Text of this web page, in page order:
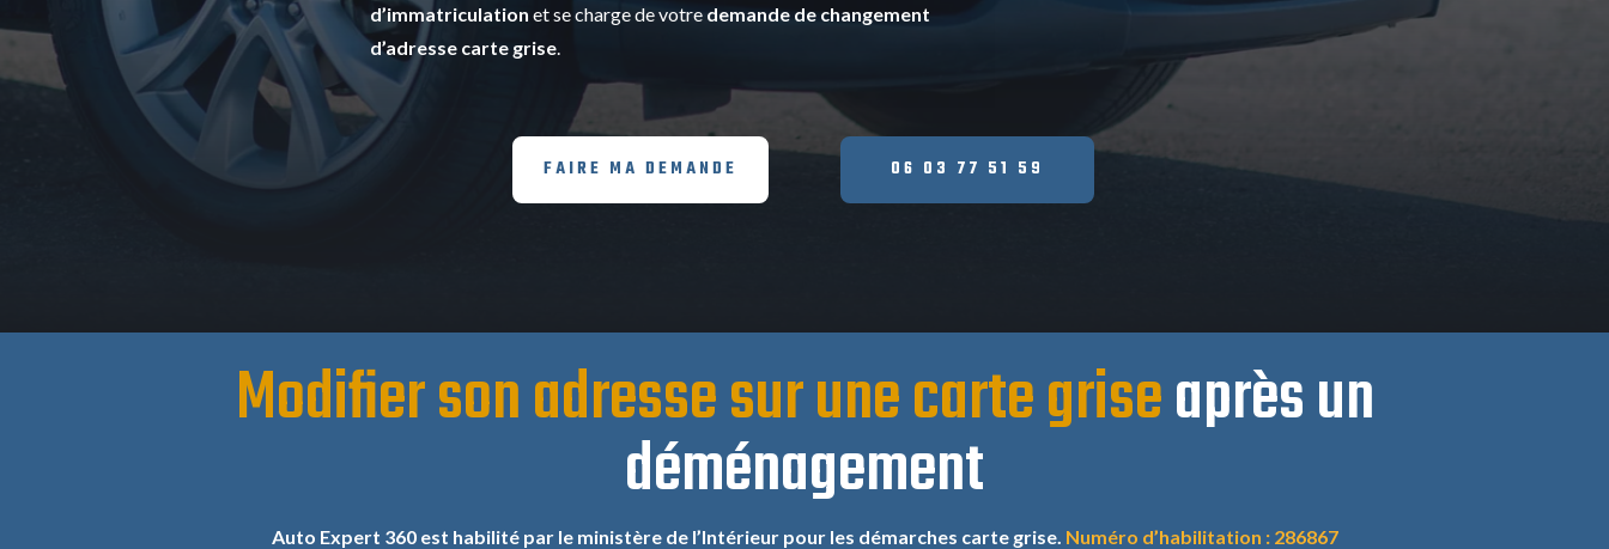
d’immatriculation et se charge de votre demande de changement
d’adresse carte grise.
FAIRE MA DEMANDE 06 03 77 51 59
Modifier son adresse sur une carte griseaprès un
déménagement
Auto Expert 360 est habilité par le ministère de l’Intérieur pour les démarches carte grise. Numéro d’habilitation : 286867